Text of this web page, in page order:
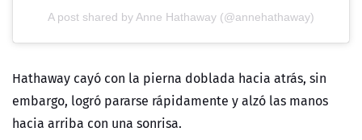
A post shared by Anne Hathaway (@annehathaway)
Hathaway cayó con la pierna doblada hacia atrás, sin
embargo, logró pararse rápidamente y alzó las manos
hacia arriba con una sonrisa.